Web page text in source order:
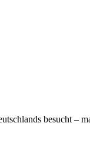
besucht –